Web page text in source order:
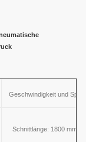
Geschwindigkeit und
Schnittlänge: 1800 mm -